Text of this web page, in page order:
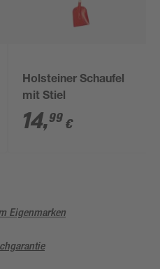
Holsteiner Schaufel
mit Stiel
14,99 €
Eigenmarken